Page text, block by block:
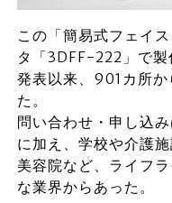
この「簡易式フェイ
タ「3DFF-222」で
発表以来、901カ所
た。
問い合わせ・申し込
に加え、学校や介護
美容院など、ライフ
な業界からあった。